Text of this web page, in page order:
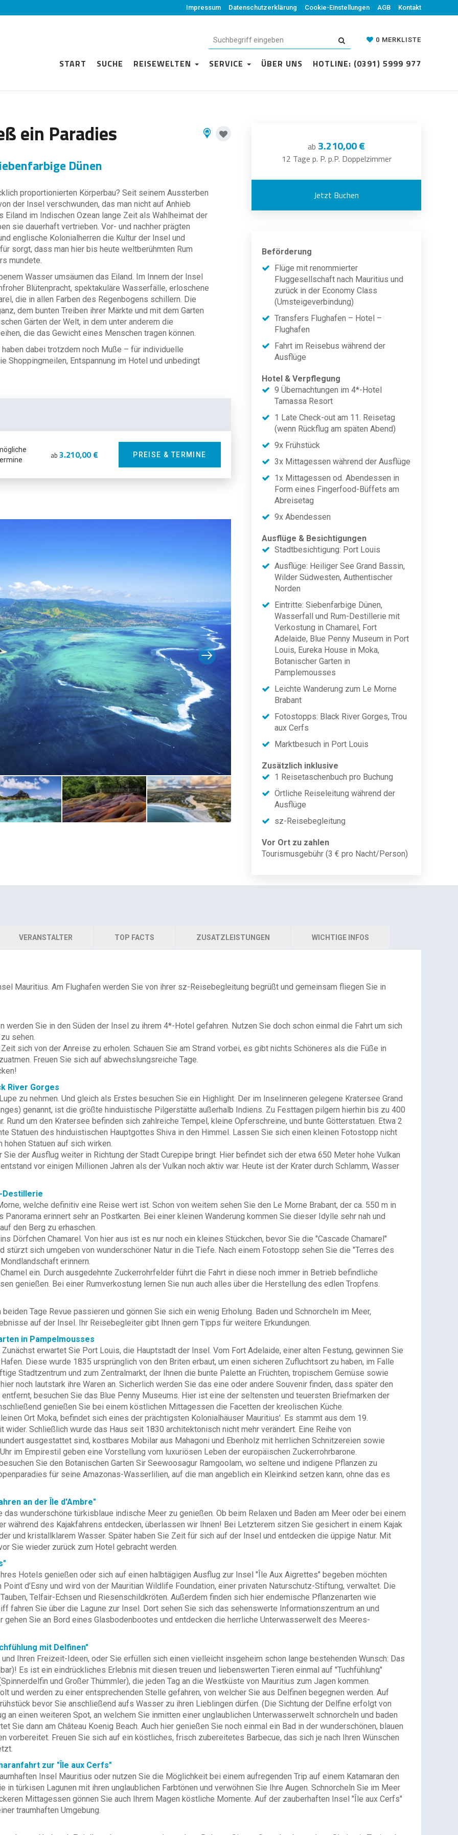
Impressum Datenschutzerklärung Cookie-Einstellungen AGB Kontakt
0 MERKLISTE
START SUCHE REISEWELTEN SERVICE ÜBER UNS HOTLINE: (0391) 5999 977
ein Paradies
Dünen
proportionierten Körperbau? Seit seinem Aussterben
der Insel verschwunden, das man nicht auf Anhieb
im Indischen Ozean lange Zeit als Wahlheimat der
sie dauerhaft vertrieben. Vor- und nachher prägten
englische Kolonialherren die Kultur der Insel und
sorgt, dass man hier bis heute weltberühmten Rum
mundete.
Wasser umsäumen das Eiland. Im Innern der Insel
Blütenpracht, spektakuläre Wasserfälle, erloschene
die in allen Farben des Regenbogens schillern. Die
dem bunten Treiben ihrer Märkte und mit dem Garten
Gärten der Welt, in dem unter anderem die
die das Gewicht eines Menschen tragen können.
dabei trotzdem noch Muße – für individuelle
Shoppingmeilen, Entspannung im Hotel und unbedingt
ab 3.210,00 € PREISE & TERMINE
ab 3.210,00 €
12 Tage p. P. p.P. Doppelzimmer
Jetzt Buchen
Beförderung
Flüge mit renommierter
Fluggesellschaft nach Mauritius und
zurück in der Economy Class
(Umsteigeverbindung)
Transfers Flughafen – Hotel –
Flughafen
Fahrt im Reisebus während der
Ausflüge
Hotel & Verpflegung
9 Übernachtungen im 4*-Hotel
Tamassa Resort
1 Late Check-out am 11. Reisetag
(wenn Rückflug am späten Abend)
9x Frühstück
3x Mittagessen während der Ausflüge
1x Mittagessen od. Abendessen in
Form eines Fingerfood-Büffets am
Abreisetag
9x Abendessen
Ausflüge & Besichtigungen
Stadtbesichtigung: Port Louis
Ausflüge: Heiliger See Grand Bassin,
Wilder Südwesten, Authentischer
Norden
Eintritte: Siebenfarbige Dünen,
Wasserfall und Rum-Destillerie mit
Verkostung in Chamarel, Fort
Adelaide, Blue Penny Museum in Port
Louis, Eureka House in Moka,
Botanischer Garten in
Pamplemousses
Leichte Wanderung zum Le Morne
Brabant
Fotostopps: Black River Gorges, Trou
aux Cerfs
Marktbesuch in Port Louis
Zusätzlich inklusive
1 Reisetaschenbuch pro Buchung
Örtliche Reiseleitung während der
Ausflüge
sz-Reisebegleitung
Vor Ort zu zahlen
Tourismusgebühr (3 € pro Nacht/Person)
VERANSTALTER TOP FACTS ZUSATZLEISTUNGEN WICHTIGE INFOS
Mauritius. Am Flughafen werden Sie von ihrer sz-Reisebegleitung begrüßt und gemeinsam fliegen Sie in
werden Sie in den Süden der Insel zu ihrem 4*-Hotel gefahren. Nutzen Sie doch schon einmal die Fahrt um sich
sehen.
sich von der Anreise zu erholen. Schauen Sie am Strand vorbei, es gibt nichts Schöneres als die Füße in
Freuen Sie sich auf abwechslungsreiche Tage.
River Gorges
zu nehmen. Und gleich als Erstes besuchen Sie ein Highlight. Der im Inselinneren gelegene Kratersee Grand
genannt, ist die größte hinduistische Pilgerstätte außerhalb Indiens. Zu Festtagen pilgern hierhin bis zu 400
Rund um den Kratersee befinden sich zahlreiche Tempel, kleine Opferschreine, und bunte Götterstatuen. Etwa 2
Statuen des hinduistischen Hauptgottes Shiva in den Himmel. Lassen Sie sich einen kleinen Fotostopp nicht
Statuen auf sich wirken.
der Ausflug weiter in Richtung der Stadt Curepipe bringt. Hier befindet sich der etwa 650 Meter hohe Vulkan
vor einigen Millionen Jahren als der Vulkan noch aktiv war. Heute ist der Krater durch Schlamm, Wasser
Destillerie
welche definitiv eine Reise wert ist. Schon von weitem sehen Sie den Le Morne Brabant, der ca. 550 m in
erinnert sehr an Postkarten. Bei einer kleinen Wanderung kommen Sie dieser Idylle sehr nah und
den Berg zu erhaschen.
Dörfchen Chamarel. Von hier aus ist es nur noch ein kleines Stückchen, bevor Sie die "Cascade Chamarel"
sich umgeben von wunderschöner Natur in die Tiefe. Nach einem Fotostopp sehen Sie die "Terres des
erinnern.
ein. Durch ausgedehnte Zuckerrohrfelder führt die Fahrt in diese noch immer in Betrieb befindliche
genießen. Bei einer Rumverkostung lernen Sie nun auch alles über die Herstellung des edlen Tropfens.
Tage Revue passieren und gönnen Sie sich ein wenig Erholung. Baden und Schnorcheln im Meer,
auf der Insel. Ihr Reisebegleiter gibt Ihnen gern Tipps für weitere Erkundungen.
in Pampelmousses
erwartet Sie Port Louis, die Hauptstadt der Insel. Vom Fort Adelaide, einer alten Festung, gewinnen Sie
Diese wurde 1835 ursprünglich von den Briten erbaut, um einen sicheren Zufluchtsort zu haben, im Falle
Stadtzentrum und zum Zentralmarkt, der Ihnen die bunte Palette an Früchten, tropischem Gemüse sowie
noch lautstark ihre Waren an. Sicherlich werden Sie das eine oder andere Souvenir finden, dass später den
besuchen Sie das Blue Penny Museums. Hier ist eine der seltensten und teuersten Briefmarken der
genießen Sie bei einem köstlichen Mittagessen die Facetten der kreolischen Küche.
Ort Moka, befindet sich eines der prächtigsten Kolonialhäuser Mauritius'. Es stammt aus dem 19.
Schließlich wurde das Haus seit 1830 architektonisch nicht mehr verändert. Eine Reihe von
ausgestattet sind, kostbares Mobilar aus Mahagoni und Ebenholz mit herrlichen Schnitzereien sowie
im Empirestil geben eine Vorstellung vom luxuriösen Leben der europäischen Zuckerrohrbarone.
Sie den Botanischen Garten Sir Seewoosagur Ramgoolam, wo seltene und indigene Pflanzen zu
für seine Amazonas-Wasserlilien, auf die man angeblich ein Kleinkind setzen kann, ohne das es
an der Île d'Ambre"
wunderschöne türkisblaue indische Meer zu genießen. Ob beim Relaxen und Baden am Meer oder bei einem
während des Kajakfahrens entdecken, überlassen wir Ihnen! Bei Letzterem sitzen Sie gesichert in einem Kajak
und kristallklarem Wasser. Später haben Sie Zeit für sich auf der Insel und entdecken die üppige Natur. Mit
Sie wieder zurück zum Hotel gebracht werden.
Hotels genießen oder sich auf einen halbtägigen Ausflug zur Insel "Île Aux Aigrettes" begeben möchten
d’Esny und wird von der Mauritian Wildlife Foundation, einer privaten Naturschutz-Stiftung, verwaltet. Die
Telfair-Echsen und Riesenschildkröten. Außerdem finden sich hier endemische Pflanzenarten wie
fahren Sie über die Lagune zur Insel. Dort sehen Sie sich das sehenswerte Informationszentrum an und
gehen Sie an Bord eines Glasbodenbootes und entdecken die herrliche Unterwasserwelt des Meeres-
mit Delfinen"
Ihren Freizeit-Ideen, oder Sie erfüllen sich einen vielleicht insgeheim schon lange bestehenden Wunsch: Das
Es ist ein eindrückliches Erlebnis mit diesen treuen und liebenswerten Tieren einmal auf "Tuchfühlung"
und Großer Thümmler), die jeden Tag an die Westküste von Mauritius zum Jagen kommen.
und werden zu einer entsprechenden Stelle gefahren, von welcher Sie aus Delfinen begegnen werden. Auf
bevor Sie anschließend aufs Wasser zu ihren Lieblingen dürfen. (Die Sichtung der Delfine erfolgt von
an einen weiteren Spot, an welchem Sie inmitten einer unglaublichen Unterwasserwelt schnorcheln und baden
Sie dann am Château Koenig Beach. Auch hier genießen Sie noch einmal ein Bad in der wunderschönen, blauen
vorbereitet. Freuen Sie sich auf ein köstliches, frisch zubereitetes Barbecue, das sich je nach Ihren Wünschen
zur "Île aux Cerfs"
Insel Mauritius oder nutzen Sie die Möglichkeit bei einem aufregenden Trip auf einem Katamaran den
in türkisen Lagunen mit ihren unglaublichen Farbtönen und verwöhnen Sie Ihre Augen. Schnorcheln Sie im Meer
Mittagessen gönnen Sie auch Ihrem Magen köstliche Momente. Auf der zauberhaften Insel "Île aux Cerfs"
traumhaften Umgebung.